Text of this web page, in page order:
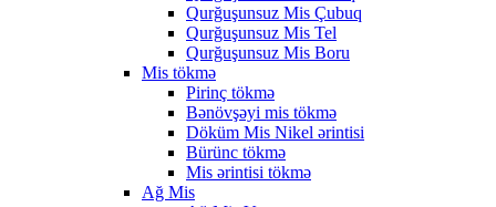
Qurğuşunsuz Mis Çubuq
Qurğuşunsuz Mis Tel
Qurğuşunsuz Mis Boru
Mis tökmə
Pirinç tökmə
Bənövşəyi mis tökmə
Döküm Mis Nikel ərintisi
Bürünc tökmə
Mis ərintisi tökmə
Ağ Mis